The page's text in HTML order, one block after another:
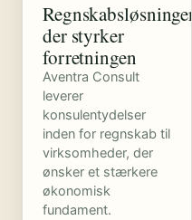
Regnskabsløsninger
der styrker
forretningen
Aventra Consult
leverer
konsulentydelser
inden for regnskab til
virksomheder, der
ønsker et stærkere
økonomisk
fundament.